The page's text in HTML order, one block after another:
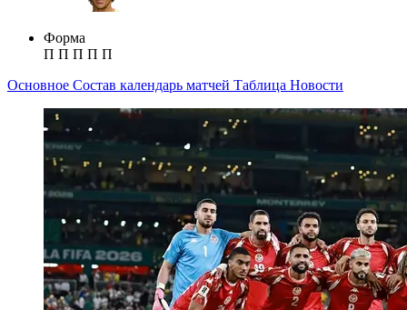
Форма
П П П П П
Основное Состав календарь матчей Таблица Новости